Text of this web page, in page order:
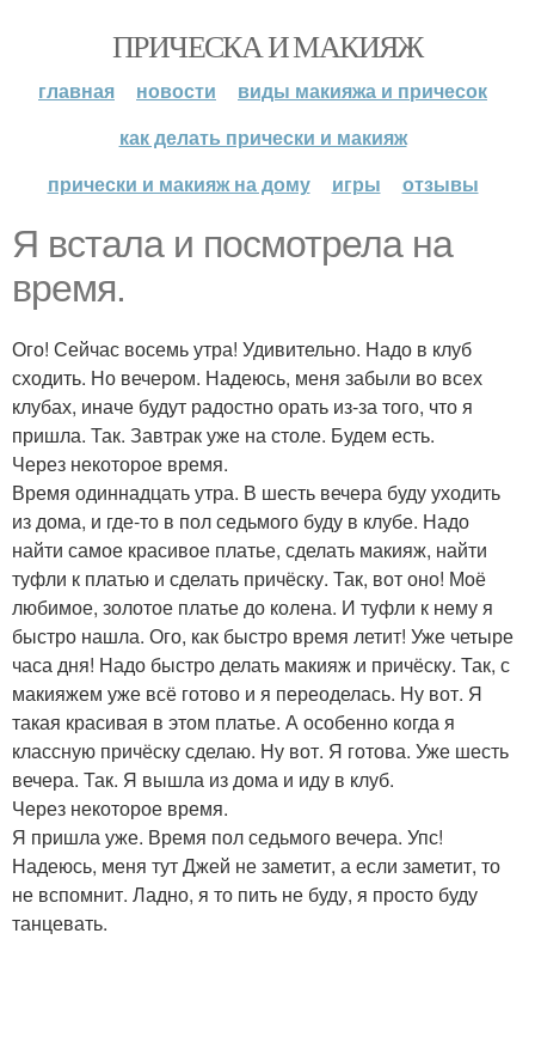
ПРИЧЕСКА И МАКИЯЖ
главная новости
виды макияжа и причесок
как делать прически и макияж
прически и макияж на дому
игры отзывы
Я встала и посмотрела на
время.
Ого! Сейчас восемь утра! Удивительно. Надо в клуб
сходить. Но вечером. Надеюсь, меня забыли во всех
клубах, иначе будут радостно орать из-за того, что я
пришла. Так. Завтрак уже на столе. Будем есть.
Через некоторое время.
Время одиннадцать утра. В шесть вечера буду уходить
из дома, и где-то в пол седьмого буду в клубе. Надо
найти самое красивое платье, сделать макияж, найти
туфли к платью и сделать причёску. Так, вот оно! Моё
любимое, золотое платье до колена. И туфли к нему я
быстро нашла. Ого, как быстро время летит! Уже четыре
часа дня! Надо быстро делать макияж и причёску. Так, с
макияжем уже всё готово и я переоделась. Ну вот. Я
такая красивая в этом платье. А особенно когда я
классную причёску сделаю. Ну вот. Я готова. Уже шесть
вечера. Так. Я вышла из дома и иду в клуб.
Через некоторое время.
Я пришла уже. Время пол седьмого вечера. Упс!
Надеюсь, меня тут Джей не заметит, а если заметит, то
не вспомнит. Ладно, я то пить не буду, я просто буду
танцевать.